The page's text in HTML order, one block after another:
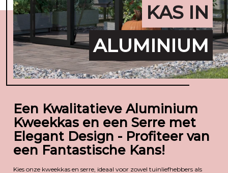
KAS IN
ALUMINIUM
Een Kwalitatieve Aluminium
Kweekkas en een Serre met
Elegant Design - Profiteer van
een Fantastische Kans!
Kies onze kweekkas en serre, ideaal voor zowel tuinliefhebbers als